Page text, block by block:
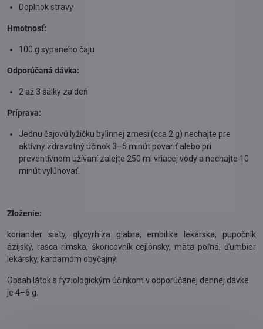
Doplnok stravy
Hmotnosť:
100 g sypaného čaju
Odporúčaná dávka:
2 až 3 šálky za deň
Príprava:
Jednu čajovú lyžičku bylinnej zmesi (cca 2 g) nechajte pre
aktívny zdravotný účinok 3–5 minút povariť alebo pri
preventívnom užívaní zalejte 250 ml vriacej vody a nechajte 10
minút vylúhovať.
Zloženie:
koriander siaty, glycyrhiza glabra, embilika lekárska, pupočník
ázijský, rasca rímska, škoricovník cejlónsky, mäta poľná, ďumbier
lekársky, kardamóm obyčajný
Obsah látok s fyziologickým účinkom v odporúčanej dennej dávke
je 4–6 g.